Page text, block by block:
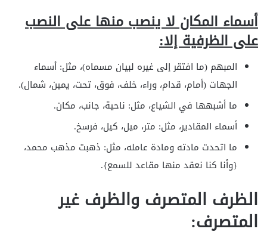
أسماء المكان لا ينصب منها على النصب
على الظرفية إلا:
المبهم (ما افتقر إلى غيره لبيان مسماه)، مثل: أسماء
الجهات (أمام، قدام، وراء، خلف، فوق، تحت، يمين، شمال).
ما أشبهها في الشياع، مثل: ناحية، جانب، مكان.
أسماء المقادير، مثل: متر، ميل، كيل، فرسخ.
ما اتحدت مادته ومادة عامله، مثل: ذهبت مذهب محمد،
{وأنا كنا نعقد منها مقاعد للسمع}.
الظرف المتصرف والظرف غير
المتصرف: